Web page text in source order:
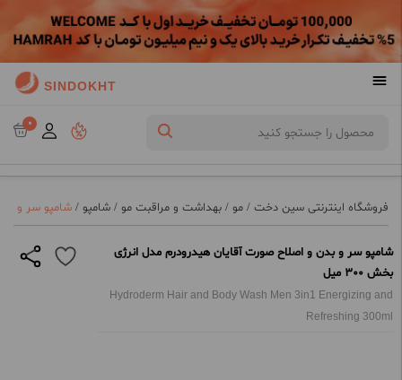
SINDOKHT
0
فروشگاه اینترنتی سین دخت / مو / بهداشت و مراقبت مو / شامپو / شامپو سر و بدن
شامپو سر و بدن و اصلاح صورت آقایان هیدرودرم مدل انرژی
بخش 300 میل
Hydroderm Hair and Body Wash Men 3in1 Energizing and
Refreshing 300ml